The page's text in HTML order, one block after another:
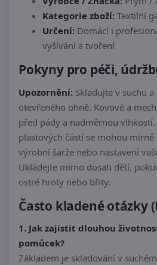
Kategorie zboží: Textilní
Určení: Domácí i
vyšívání a tvoření
Pokyny pro péči,
Upozornění: Skladujte v suchu
otevřeného ohně. Kovové a
před pády a nadměrnou
plastových částí se mohou
výrobní šarže nebo nastavení
Ukládejte mimo dosah dětí,
ostré hroty nebo břity.
Často kladené otázky
1. Jak zajistit dlouhou
pomůcek?
Základem je skladování v